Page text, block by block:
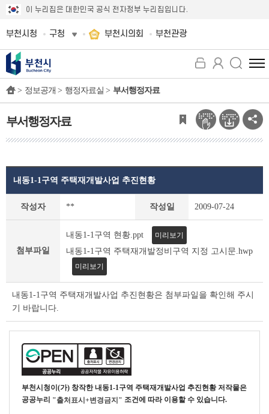
이 누리집은 대한민국 공식 전자정부 누리집입니다.
부천시청 구청 부천시의회 부천관광
전
체
뉴
보
기
> 정보공개 > 행정자료실 > 부서행정자료
부서행정자료
세
조
회
테
이
내동1-1구역 주택재개발사업 추진현황
작성자 ** 작성일 2009-07-24
첨부파일
내동1-1구역 현황.ppt 미리보기
내동1-1구역 주택재개발정비구역 지정 고시문.hwp
미리보기
내동1-1구역 주택재개발사업 추진현황은 첨부파일을 확인해 주시
기 바랍니다.
부천시청이(가) 창작한내동1-1구역 주택재개발사업 추진현황저작물은
공공누리 "출처표시+변경금지" 조건에 따라 이용할 수 있습니다.